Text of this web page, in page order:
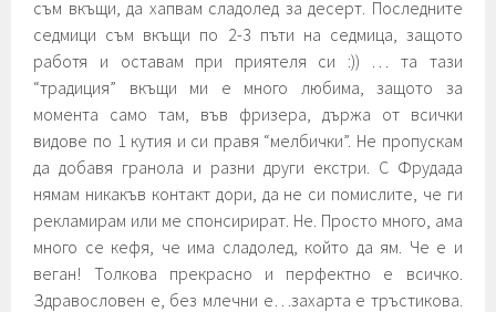
съм вкъщи, да хапвам сладолед за десерт. Последните
седмици съм вкъщи по 2-3 пъти на седмица, защото
работя и оставам при приятеля си :)) … та тази
“традиция” вкъщи ми е много любима, защото за
момента само там, във фризера, държа от всички
видове по 1 кутия и си правя “мелбички”. Не пропускам
да добавя гранола и разни други екстри. С Фрудада
нямам никакъв контакт дори, да не си помислите, че ги
рекламирам или ме спонсирират. Не. Просто много, ама
много се кефя, че има сладолед, който да ям. Че е и
веган! Толкова прекрасно и перфектно е всичко.
Здравословен е, без млечни е…захарта е тръстикова.